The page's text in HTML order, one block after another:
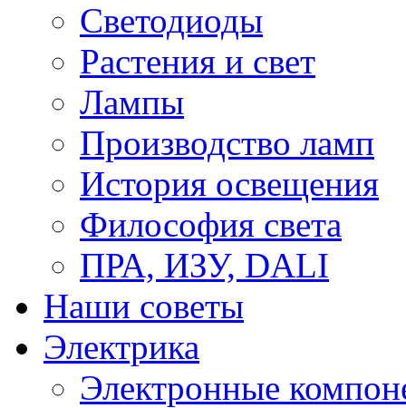
Светодиоды
Растения и свет
Лампы
Производство ламп
История освещения
Философия света
ПРА, ИЗУ, DALI
Наши советы
Электрика
Электронные